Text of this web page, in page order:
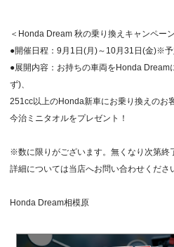
＜Honda Dream 秋の乗り換えキャンペー
●開催日程：9月1日(月)～10月31日(金)※予
●展開内容：お持ちの車両をHonda Dream
ず)、
251cc以上のHonda新車にお乗り換えのお
今治ミニタオルをプレゼント！
※数に限りがございます。無くなり次第終
詳細については当店へお問い合わせくださ
Honda Dream相模原